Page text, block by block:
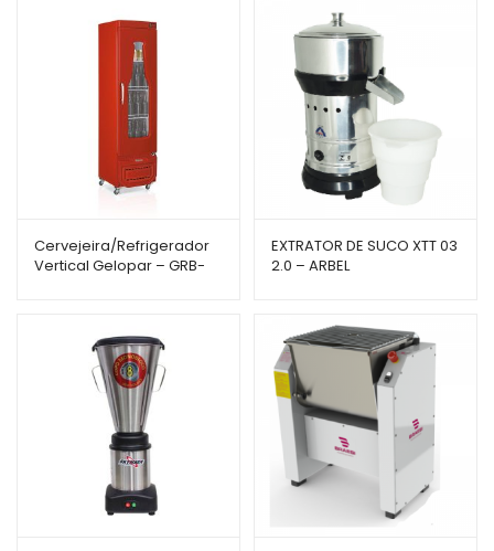
Cervejeira/Refrigerador
Vertical Gelopar – GRB-
EXTRATOR DE SUCO XTT 03
2.0 – ARBEL